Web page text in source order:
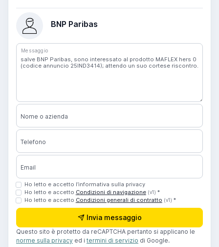
BNP Paribas
Messaggio
Nome o azienda
Telefono
Email
Ho letto e accetto l’informativa sulla privacy
Ho letto e accetto Condizioni di navigazione (v1) *
Ho letto e accetto Condizioni generali di contratto (v1) *
Invia messaggio
Questo sito è protetto da reCAPTCHA pertanto si applicano le
norme sulla privacy ed i termini di servizio di Google.